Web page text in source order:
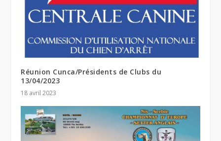
Réunion Cunca/Présidents de Clubs du
13/04/2023
18 avril 2023